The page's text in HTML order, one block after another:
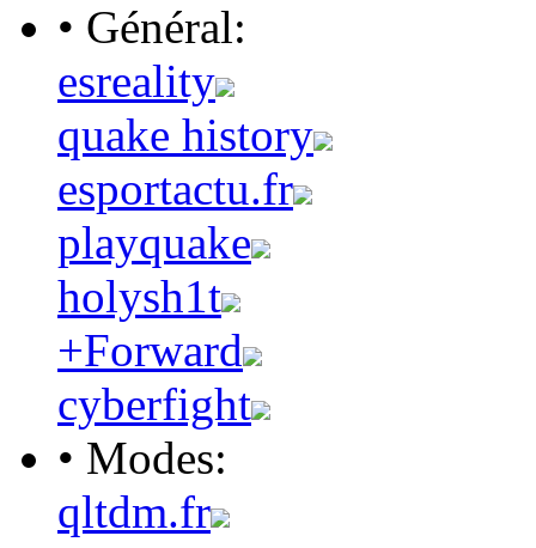
• Général:
esreality
quake history
esportactu.fr
playquake
holysh1t
+Forward
cyberfight
• Modes:
qltdm.fr